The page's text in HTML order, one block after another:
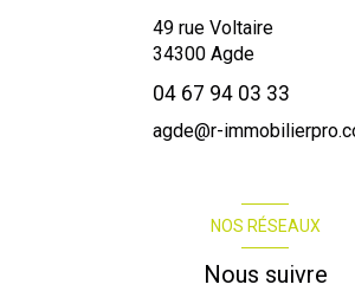
49 rue Voltaire
34300 Agde
04 67 94 03 33
agde@r-
NOS RÉSEAUX
Nous suivre